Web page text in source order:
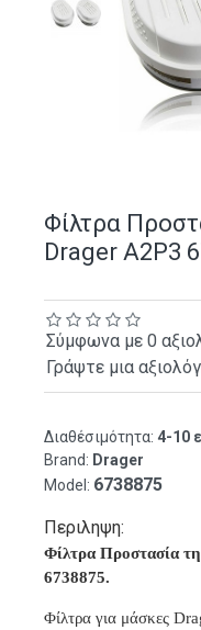
Φίλτρα
Drager Α2Ρ3
Διαθέσιμότητα: 4-10
Brand: Drager
Model: 6738875
Σύμφωνα με 0
Γράψτε μια
Περιληψη:
Φίλτρα Προστασία
6738875.
Φίλτρα για μάσκες